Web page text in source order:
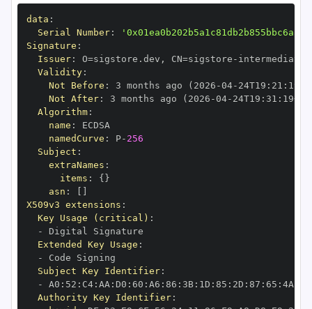
data :
Serial Number:
Signature :
Issuer: O=sigstore.dev , CN=sigstore -
Validity:
Not Before : 3 months ago (2026 -04- 24T19 : 21 :
Not After: 3 months ago (2026 -04- 24T19 : 31 : 19+00
Algorithm:
name :
namedCurve : P- 256
Subject :
extraNames :
items : { }
asn :
X509v3 extensions :
Key Usage (critical) :
-
Extended Key Usage :
-
Subject Key Identifier:
-
A0 : 52 : C4: AA : D0 : 60 : A6 : 86 : 3B: 1D : 85 : 2D : 87 : 65 : 4A
Authority Key Identifier: